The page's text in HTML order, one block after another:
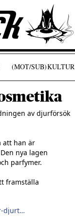
(MOT/SUB)KULTUR
av djurförsök
att han är
nya lagen
parfymer.
framställa
http://www.djurensratt.se/om-djurens-ratt/nyheter/sao-paulo-forbjuder-djurtestad-kosmetika